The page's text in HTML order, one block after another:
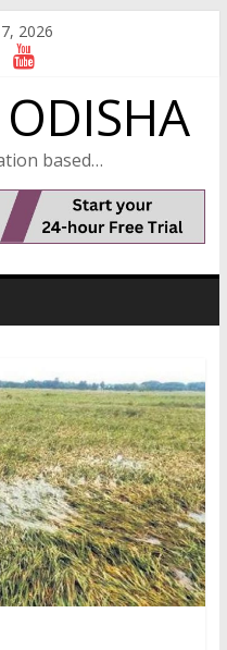
2026
based…